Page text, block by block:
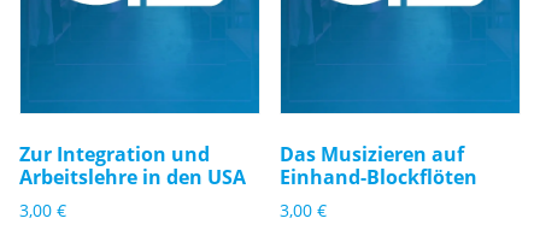
Zur Integration und
Arbeitslehre in den USA
3,00 €
Das Musizieren auf
Einhand-Blockflöten
3,00€